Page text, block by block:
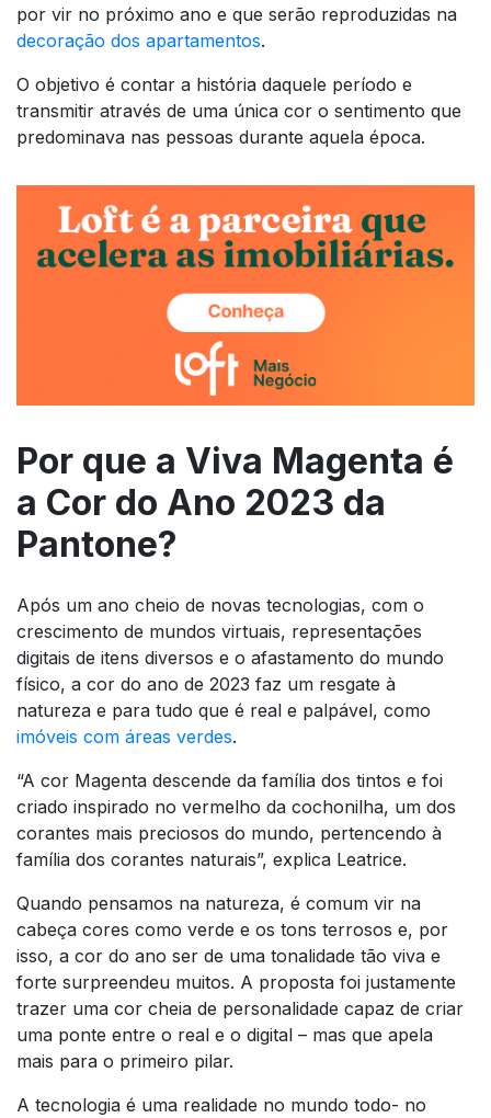
por vir no próximo ano e que serão reproduzidas na
decoração dos apartamentos.
O objetivo é contar a história daquele período e
transmitir através de uma única cor o sentimento que
predominava nas pessoas durante aquela época.
Por que a Viva Magenta é
a Cor do Ano 2023 da
Pantone?
Após um ano cheio de novas tecnologias, com o
crescimento de mundos virtuais, representações
digitais de itens diversos e o afastamento do mundo
físico, a cor do ano de 2023 faz um resgate à
natureza e para tudo que é real e palpável, como
imóveis com áreas verdes.
“A cor Magenta descende da família dos tintos e foi
criado inspirado no vermelho da cochonilha, um dos
corantes mais preciosos do mundo, pertencendo à
família dos corantes naturais”, explica Leatrice.
Quando pensamos na natureza, é comum vir na
cabeça cores como verde e os tons terrosos e, por
isso, a cor do ano ser de uma tonalidade tão viva e
forte surpreendeu muitos. A proposta foi justamente
trazer uma cor cheia de personalidade capaz de criar
uma ponte entre o real e o digital – mas que apela
mais para o primeiro pilar.
A tecnologia é uma realidade no mundo todo- no